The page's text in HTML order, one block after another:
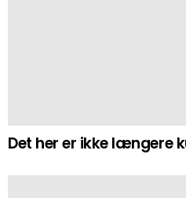
Det her er ikke længere